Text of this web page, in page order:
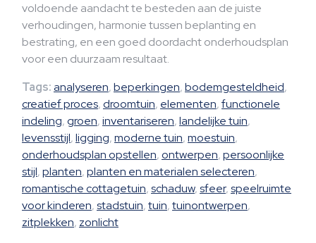
voldoende aandacht te besteden aan de juiste
verhoudingen, harmonie tussen beplanting en
bestrating, en een goed doordacht onderhoudsplan
voor een duurzaam resultaat.
Tags:analyseren,beperkingen,bodemgesteldheid,
creatief proces,droomtuin, elementen,functionele
indeling,groen,inventariseren,landelijke tuin,
levensstijl,ligging,moderne tuin,moestuin,
onderhoudsplan opstellen,ontwerpen,persoonlijke
stijl,planten,planten en materialen selecteren,
romantische cottagetuin,schaduw,sfeer,speelruimte
voor kinderen,stadstuin,tuin,tuinontwerpen,
zitplekken, zonlicht